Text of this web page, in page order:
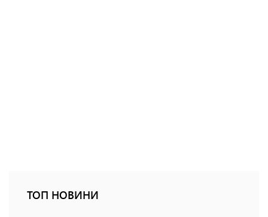
ТОП НОВИНИ